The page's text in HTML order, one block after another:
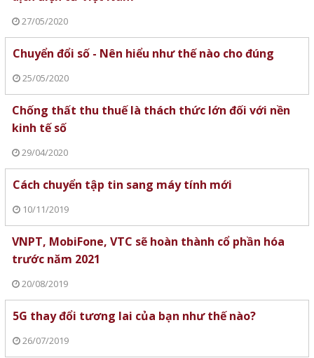
27/05/2020
Chuyển đổi số - Nên hiểu như thế nào cho đúng
25/05/2020
Chống thất thu thuế là thách thức lớn đối với nền
kinh tế số
29/04/2020
Cách chuyển tập tin sang máy tính mới
10/11/2019
VNPT, MobiFone, VTC sẽ hoàn thành cổ phần hóa
trước năm 2021
20/08/2019
5G thay đổi tương lai của bạn như thế nào?
26/07/2019